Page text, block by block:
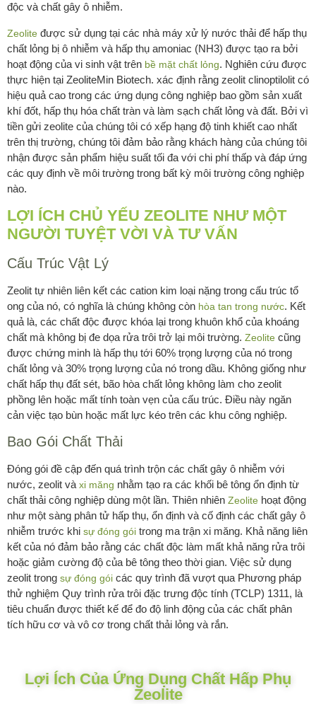
độc và chất gây ô nhiễm.
Zeolite được sử dụng tại các nhà máy xử lý nước thải để hấp thụ
chất lỏng bị ô nhiễm và hấp thụ amoniac (NH3) được tạo ra bởi
hoạt động của vi sinh vật trên bề mặt chất lỏng. Nghiên cứu được
thực hiện tại ZeoliteMin Biotech. xác định rằng zeolit clinoptilolit có
hiệu quả cao trong các ứng dụng công nghiệp bao gồm sản xuất
khí đốt, hấp thụ hóa chất tràn và làm sạch chất lỏng và đất. Bởi vì
tiền gửi zeolite của chúng tôi có xếp hạng độ tinh khiết cao nhất
trên thị trường, chúng tôi đảm bảo rằng khách hàng của chúng tôi
nhận được sản phẩm hiệu suất tối đa với chi phí thấp và đáp ứng
các quy định về môi trường trong bất kỳ môi trường công nghiệp
nào.
LỢI ÍCH CHỦ YẾU ZEOLITE NHƯ MỘT
NGƯỜI TUYỆT VỜI VÀ TƯ VẤN
Cấu Trúc Vật Lý
Zeolit tự nhiên liên kết các cation kim loại nặng trong cấu trúc tổ
ong của nó, có nghĩa là chúng không còn hòa tan trong nước. Kết
quả là, các chất độc được khóa lại trong khuôn khổ của khoáng
chất mà không bị đe dọa rửa trôi trở lại môi trường. Zeolite cũng
được chứng minh là hấp thụ tới 60% trọng lượng của nó trong
chất lỏng và 30% trọng lượng của nó trong dầu. Không giống như
chất hấp thụ đất sét, bão hòa chất lỏng không làm cho zeolit
phồng lên hoặc mất tính toàn vẹn của cấu trúc. Điều này ngăn
cản việc tạo bùn hoặc mất lực kéo trên các khu công nghiệp.
Bao Gói Chất Thải
Đóng gói đề cập đến quá trình trộn các chất gây ô nhiễm với
nước, zeolit và xi măng nhằm tạo ra các khối bê tông ổn định từ
chất thải công nghiệp dùng một lần. Thiên nhiên Zeolite hoạt động
như một sàng phân tử hấp thụ, ổn định và cố định các chất gây ô
nhiễm trước khi sự đóng gói trong ma trận xi măng. Khả năng liên
kết của nó đảm bảo rằng các chất độc làm mất khả năng rửa trôi
hoặc giảm cường độ của bê tông theo thời gian. Việc sử dụng
zeolit trong sự đóng gói các quy trình đã vượt qua Phương pháp
thử nghiệm Quy trình rửa trôi đặc trưng độc tính (TCLP) 1311, là
tiêu chuẩn được thiết kế để đo độ linh động của các chất phân
tích hữu cơ và vô cơ trong chất thải lỏng và rắn.
Lợi Ích Của Ứng Dụng Chất Hấp Phụ
Zeolite